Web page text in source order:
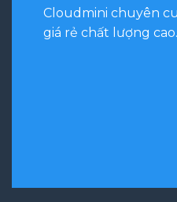
Cloudmini chuyên
giá rẻ chất lượng cao.